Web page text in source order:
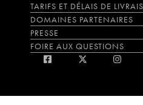
TARIFS ET DÉLAIS DE
DOMAINES PARTENAIRES
PRESSE
FOIRE AUX QUESTIONS